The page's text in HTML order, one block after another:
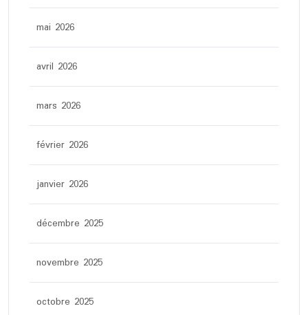
mai 2026
avril 2026
mars 2026
février 2026
janvier 2026
décembre 2025
novembre 2025
octobre 2025